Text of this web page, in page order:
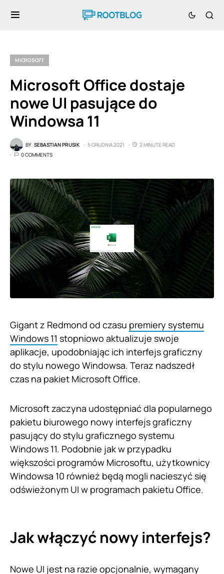
MICROSOFT
Microsoft Office dostaje
nowe UI pasujące do
Windowsa 11
BY SEBASTIAN PRUSIK 5 GRUDNIA 2021
2 MINUTE READ
0 COMMENTS
Gigant z Redmond od czasu premiery systemu
Windows 11 stopniowo aktualizuje swoje
aplikacje, upodobniając ich interfejs graficzny
do stylu nowego Windowsa. Teraz nadszedł
czas na pakiet Microsoft Office.
Microsoft zaczyna udostępniać dla popularnego
pakietu biurowego nowy interfejs graficzny
pasujący do stylu graficznego systemu
Windows 11. Podobnie jak w przypadku
większości programów Microsoftu, użytkownicy
Windowsa 10 również będą mogli nacieszyć się
odświeżonym UI w programach pakietu Office.
Jak włączyć nowy interfejs?
Nowe UI jest na razie opcjonalnie, wymagany